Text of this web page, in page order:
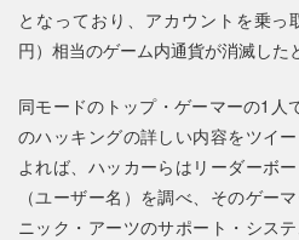
となっており、アカウントを乗
円）相当のゲーム内通貨が消滅した
同モードのトップ・ゲーマーの1人
のハッキングの詳しい内容をツイ
よれば、ハッカーらはリーダーボ
（ユーザー名）を調べ、そのゲー
ニック・アーツのサポート・シス